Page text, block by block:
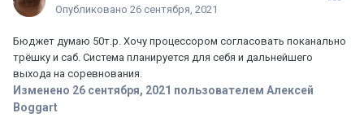
Опубликовано 26 сентября, 2021
Бюджет думаю 50т.р. Хочу процессором согласовать поканально
трёшку и саб. Система планируется для себя и дальнейшего
выхода на соревнования.
Изменено 26 сентября, 2021 пользователем Алексей
Boggart